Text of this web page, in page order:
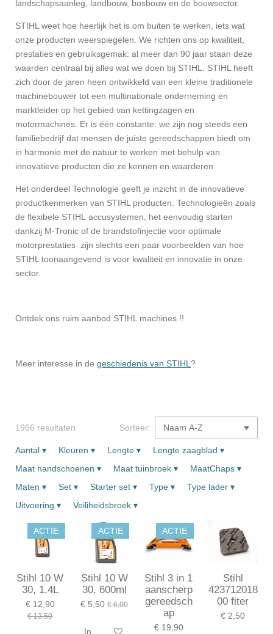
landschapsaanleg, landbouw, bosbouw en de bouwsector.
STIHL weet hoe heerlijk het is om buiten te werken, iets wat
onze producten weerspiegelen. We richten ons op kwaliteit,
prestaties en gebruiksgemak: al meer dan 90 jaar staan deze
waarden centraal bij alles wat we doen bij STIHL. STIHL heeft
zich door de jaren heen ontwikkeld van een kleine traditionele
machinebouwer tot een multinationale onderneming en
marktleider op het gebied van kettingzagen en
motormachines. Er is één constante: we zijn nog steeds een
familiebedrijf dat mensen de juiste gereedschappen biedt om
in harmonie met de natuur te werken met behulp van
innovatieve producten die ze kennen en waarderen.
Het onderdeel Technologie geeft je inzicht in de innovatieve
productkenmerken van STIHL producten. Technologieën zoals
de flexibele STIHL accusystemen, het eenvoudig starten
dankzij M-Tronic of de brandstofinjectie voor optimale
motorprestaties zijn slechts een paar voorbeelden van hoe
STIHL toonaangevend is voor kwaliteit en innovatie in onze
sector.
Ontdek ons ruim aanbod STIHL machines !!
Meer interesse in de geschiedenis van STIHL ?
1966 resultaten Sorteer:
Aantal ▾ Kleuren ▾ Lengte ▾ Lengte zaagblad ▾
Maat handschoenen ▾ Maat tuinbroek ▾ MaatChaps ▾
Maten ▾ Set ▾ Starter set ▾ Type ▾ Type lader ▾
Uitvoering ▾ Veiliheidsbroek ▾
ACTIE
Stihl 10 W
30, 1,4L
€ 12,90
€ 13,50
ACTIE
Stihl 10 W
30, 600ml
€ 5,50 € 6,00
In winkelwagen
ACTIE
Stihl 3 in 1
aanscherp
gereedsch
ap
€ 19,90
Stihl
423712018
00 fiter
€ 2,50